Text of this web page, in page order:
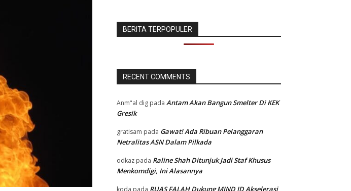
BERITA TERPOPULER
RECENT COMMENTS
Anm"al dig pada Antam Akan Bangun Smelter Di KEK
Gresik
gratisam pada Gawat! Ada Ribuan Pelanggaran
Netralitas ASN Dalam Pilkada
odkaz pada Raline Shah Ditunjuk Jadi Staf Khusus
Menkomdigi, Ini Alasannya
koda pada RUAS FALAH Dukung MIND ID Akselerasi